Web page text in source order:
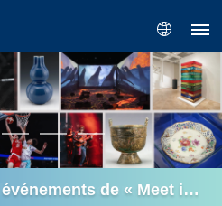
de « Meet in